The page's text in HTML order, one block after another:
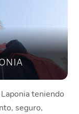
teniendo
seguro,